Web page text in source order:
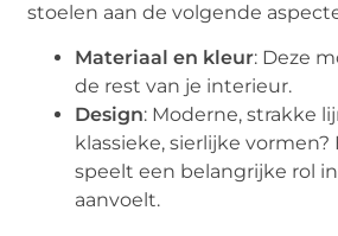
stoelen aan de volgende
Materiaal en kleur: Deze
de rest van je interieur.
Design: Moderne, strakke
klassieke, sierlijke
speelt een belangrijke rol
aanvoelt.